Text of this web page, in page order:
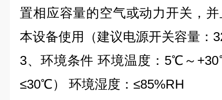
置相应容量的空气或动力开关，
本设备使用（建议电源开关容量：
3、环境条件 环境温度：5℃～
≤30℃） 环境湿度：≤85%RH